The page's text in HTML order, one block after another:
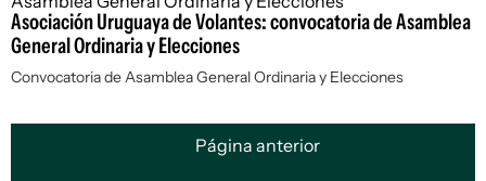
Asociación Uruguaya de Volantes: convocatoria de Asamblea
General Ordinaria y Elecciones
Convocatoria de Asamblea General Ordinaria y Elecciones
Página anterior